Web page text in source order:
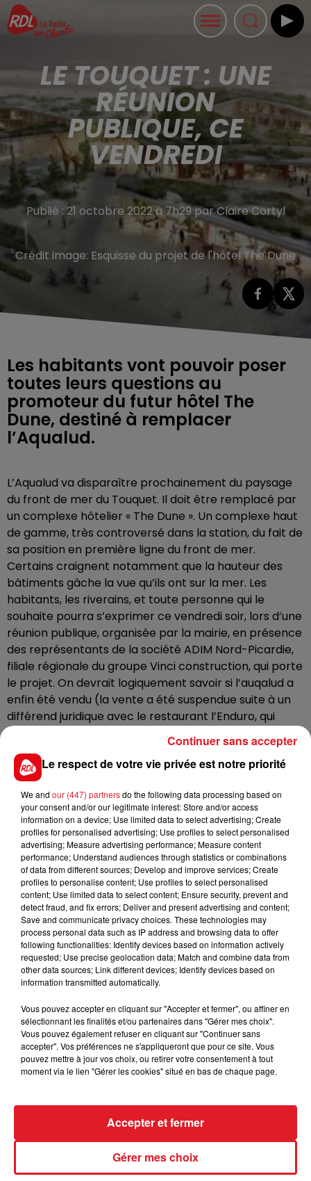
LE TOUQUET : UNE
RÉUNION
PUBLIQUE, CE
VENDREDI
Publié : 21 octobre 2022 à 7h29 par Claire Cortyl
Crédit image: Esquisse du projet de l'hôtel The Dune
Les habitants vont pouvoir poser
toutes leurs questions au
promoteur du futur hôtel The
Dune, destiné à remplacer
l’Aqualud.
L’Aqualud va disparaître prochainement du paysage
du front de mer du Touquet. Il doit être remplacé par
un complexe hôtelier « The Dune ». Un complexe haut
de gamme, très controversé dans la station, du fait de
sa position en première ligne du front de mer.
Certains craignent notamment que la hauteur des
bâtiments gâche la vue qu’ils ont sur la mer. Les
habitants, les riverains, et toute personne qui le
souhaite pourra s’exprimer ce vendredi soir, lors d’une
réunion publique, organisée par la mairie, en présence
des représentants de la société ADIM Nord-Picardie,
filiale régionale du groupe Vinci construction, qui porte
le projet. On devrait logiquement savoir si l’auqalud a
enfin été vendu (la vente a été suspendue suite à un
différend juridique avec le restaurant l’Enduro, qui
possède un bail commercial jusqu’en 2026)
En août 2021, une première réunion publique de
présentation, en présence du promoteur, avait
rassemblé plus de 500 personnes au palais des
congrès.
Rdv ce vendredi 21 octobre, à 18h30 au Palais des
Congrès du Touquet, pour participer aux débats.
FIL D'ACTUS
BÉTHUNE: ENQUÊTE POUR HOMICIDE
VOLONTAIRE EN COURS, APRÈS LA...
Selon les premiers éléments, le logement servait
à des prostituées
Le respect de votre vie privée est notre priorité
We and our (447) partnersdo the following data processing based on
your consent and/or our legitimate interest: Store and/or access
information on a device; Use limited data to select advertising; Create
profiles for personalised advertising; Use profiles to select personalised
advertising; Measure advertising performance; Measure content
performance; Understand audiences through statistics or combinations
of data from different sources; Develop and improve services; Create
profiles to personalise content; Use profiles to select personalised
content; Use limited data to select content; Ensure security, prevent and
detect fraud, and fix errors; Deliver and present advertising and content;
Save and communicate privacy choices. These technologies may
process personal data such as IP address and browsing data to offer
following functionalities: Identify devices based on information actively
requested; Use precise geolocation data; Match and combine data from
other data sources; Link different devices; Identify devices based on
information transmitted automatically.
Vous pouvez accepter en cliquant sur "Accepter et fermer", ou affiner en
sélectionnant les finalités et/ou partenaires dans "Gérer mes choix".
Vous pouvez également refuser en cliquant sur "Continuer sans
accepter". Vos préférences ne s'appliqueront que pour ce site. Vous
pouvez mettre à jour vos choix, ou retirer votre consentement à tout
moment via le lien "Gérer les cookies" situé en bas de chaque page.
Gérer mes choix
Accepter et fermer
Continuer sans accepter